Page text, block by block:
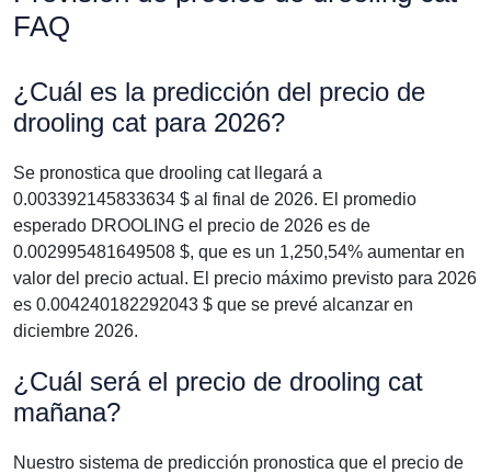
FAQ
¿Cuál es la predicción del precio de
drooling cat para 2026?
Se pronostica que drooling cat llegará a
0.003392145833634 $ al final de 2026. El promedio
esperado DROOLING el precio de 2026 es de
0.002995481649508 $, que es un 1,250,54% aumentar en
valor del precio actual. El precio máximo previsto para 2026
es 0.004240182292043 $ que se prevé alcanzar en
diciembre 2026.
¿Cuál será el precio de drooling cat
mañana?
Nuestro sistema de predicción pronostica que el precio de